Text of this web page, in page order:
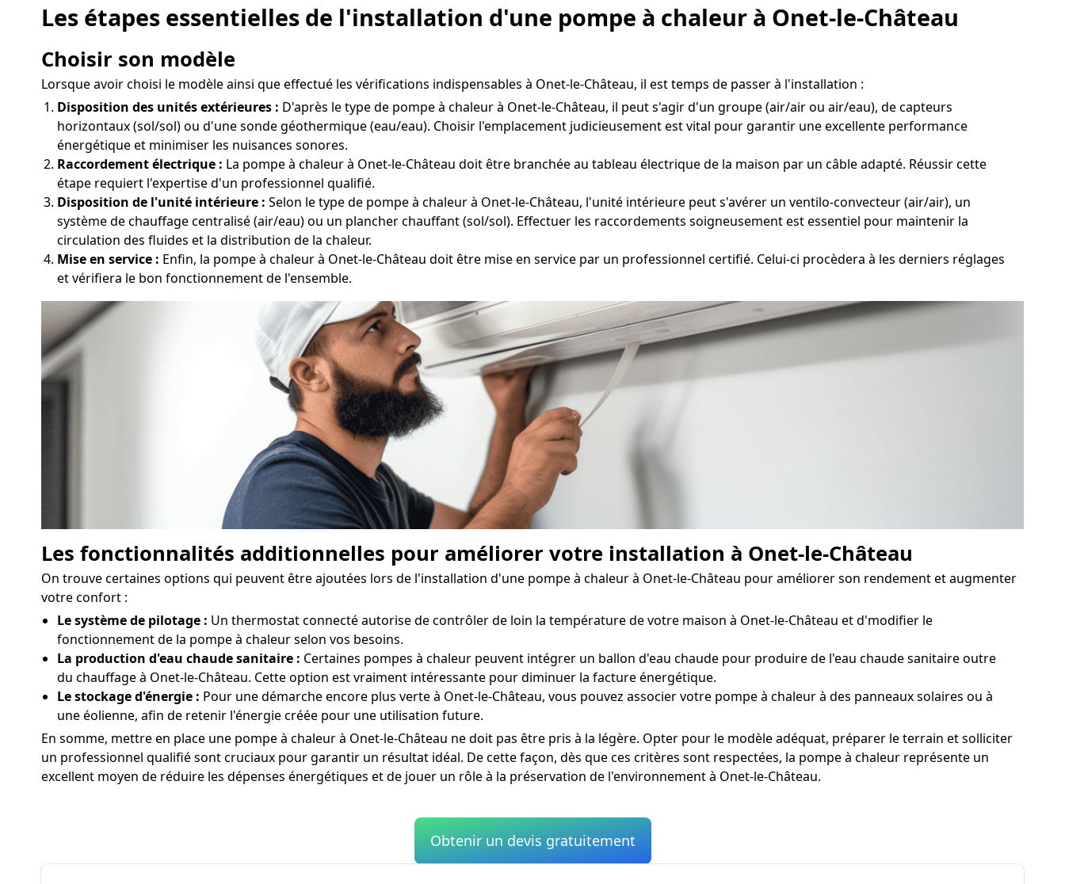
Les étapes essentielles de l'installation d'une pompe à chaleur à Onet-le-Château
Choisir son modèle
Lorsque avoir choisi le modèle ainsi que effectué les vérifications indispensables à Onet-le-Château, il est temps de passer à l'installation :
Disposition des unités extérieures : D'après le type de pompe à chaleur à Onet-le-Château, il peut s'agir d'un groupe (air/air ou air/eau), de capteurs
horizontaux (sol/sol) ou d'une sonde géothermique (eau/eau). Choisir l'emplacement judicieusement est vital pour garantir une excellente performance
énergétique et minimiser les nuisances sonores.
Raccordement électrique : La pompe à chaleur à Onet-le-Château doit être branchée au tableau électrique de la maison par un câble adapté. Réussir cette
étape requiert l'expertise d'un professionnel qualifié.
Disposition de l'unité intérieure : Selon le type de pompe à chaleur à Onet-le-Château, l'unité intérieure peut s'avérer un ventilo-convecteur (air/air), un
système de chauffage centralisé (air/eau) ou un plancher chauffant (sol/sol). Effectuer les raccordements soigneusement est essentiel pour maintenir la
circulation des fluides et la distribution de la chaleur.
Mise en service : Enfin, la pompe à chaleur à Onet-le-Château doit être mise en service par un professionnel certifié. Celui-ci procèdera à les derniers réglages
et vérifiera le bon fonctionnement de l'ensemble.
Les fonctionnalités additionnelles pour améliorer votre installation à Onet-le-Château
On trouve certaines options qui peuvent être ajoutées lors de l'installation d'une pompe à chaleur à Onet-le-Château pour améliorer son rendement et augmenter
votre confort :
Le système de pilotage : Un thermostat connecté autorise de contrôler de loin la température de votre maison à Onet-le-Château et d'modifier le
fonctionnement de la pompe à chaleur selon vos besoins.
La production d'eau chaude sanitaire : Certaines pompes à chaleur peuvent intégrer un ballon d'eau chaude pour produire de l'eau chaude sanitaire outre
du chauffage à Onet-le-Château. Cette option est vraiment intéressante pour diminuer la facture énergétique.
Le stockage d'énergie : Pour une démarche encore plus verte à Onet-le-Château, vous pouvez associer votre pompe à chaleur à des panneaux solaires ou à
une éolienne, afin de retenir l'énergie créée pour une utilisation future.
En somme, mettre en place une pompe à chaleur à Onet-le-Château ne doit pas être pris à la légère. Opter pour le modèle adéquat, préparer le terrain et solliciter
un professionnel qualifié sont cruciaux pour garantir un résultat idéal. De cette façon, dès que ces critères sont respectées, la pompe à chaleur représente un
excellent moyen de réduire les dépenses énergétiques et de jouer un rôle à la préservation de l'environnement à Onet-le-Château.
Obtenir un devis gratuitement